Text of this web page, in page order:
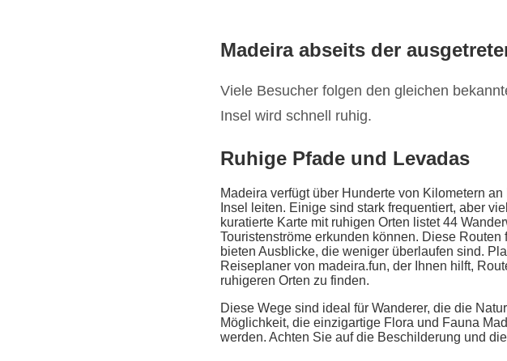
Madeira abseits der
Viele Besucher folgen den gleichen
Insel wird schnell ruhig.
Ruhige Pfade und Levadas
Madeira verfügt über Hunderte von Kilometern
Insel leiten. Einige sind stark frequentiert, aber
kuratierte Karte mit ruhigen Orten listet 44
Touristenströme erkunden können. Diese
bieten Ausblicke, die weniger überlaufen sind.
Reiseplaner von madeira.fun, der Ihnen hilft,
ruhigeren Orten zu finden.
Diese Wege sind ideal für Wanderer, die die
Möglichkeit, die einzigartige Flora und Fauna
werden. Achten Sie auf die Beschilderung und